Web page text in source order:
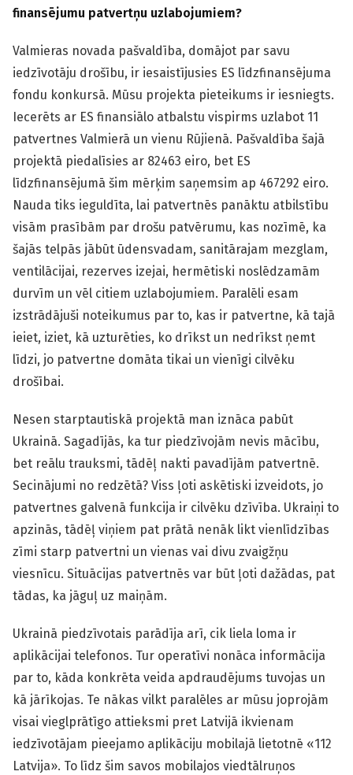
finansējumu patvertņu uzlabojumiem?
Valmieras novada pašvaldība, domājot par savu
iedzīvotāju drošību, ir iesaistījusies ES līdzfinansējuma
fondu konkursā. Mūsu projekta pieteikums ir iesniegts.
Iecerēts ar ES finansiālo atbalstu vispirms uzlabot 11
patvertnes Valmierā un vienu Rūjienā. Pašvaldība šajā
projektā piedalīsies ar 82463 eiro, bet ES
līdzfinansējumā šim mērķim saņemsim ap 467292 eiro.
Nauda tiks ieguldīta, lai patvertnēs panāktu atbilstību
visām prasībām par drošu patvērumu, kas nozīmē, ka
šajās telpās jābūt ūdensvadam, sanitārajam mezglam,
ventilācijai, rezerves izejai, hermētiski noslēdzamām
durvīm un vēl citiem uzlabojumiem. Paralēli esam
izstrādājuši noteikumus par to, kas ir patvertne, kā tajā
ieiet, iziet, kā uzturēties, ko drīkst un nedrīkst ņemt
līdzi, jo patvertne domāta tikai un vienīgi cilvēku
drošībai.
Nesen starptautiskā projektā man iznāca pabūt
Ukrainā. Sagadījās, ka tur piedzīvojām nevis mācību,
bet reālu trauksmi, tādēļ nakti pavadījām patvertnē.
Secinājumi no redzētā? Viss ļoti askētiski izveidots, jo
patvertnes galvenā funkcija ir cilvēku dzīvība. Ukraiņi to
apzinās, tādēļ viņiem pat prātā nenāk likt vienlīdzības
zīmi starp patvertni un vienas vai divu zvaigžņu
viesnīcu. Situācijas patvertnēs var būt ļoti dažādas, pat
tādas, ka jāguļ uz maiņām.
Ukrainā piedzīvotais parādīja arī, cik liela loma ir
aplikācijai telefonos. Tur operatīvi nonāca informācija
par to, kāda konkrēta veida apdraudējums tuvojas un
kā jārīkojas. Te nākas vilkt paralēles ar mūsu joprojām
visai vieglprātīgo attieksmi pret Latvijā ikvienam
iedzīvotājam pieejamo aplikāciju mobilajā lietotnē «112
Latvija». To līdz šim savos mobilajos viedtālruņos